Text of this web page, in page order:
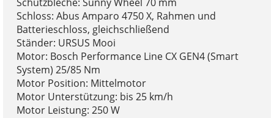
Schloss: Abus Amparo 4750 X, Rahmen und
Batterieschloss, gleichschließend
Ständer: URSUS Mooi
Motor: Bosch Performance Line CX GEN4 (Smart
System) 25/85 Nm
Motor Position: Mittelmotor
Motor Unterstützung: bis 25 km/h
Motor Leistung: 250 W